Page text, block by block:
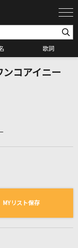
歌詞
の一覧
ンコアイニー
MYリスト保存